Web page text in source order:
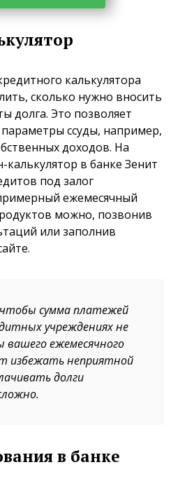
калькулятора
сколько нужно вносить
долга. Это позволяет
ссуды, например,
доходов. На
в банке Зенит
под залог
ежемесячный
можно, позвонив
или заполнив
сумма платежей
учреждениях не
ежемесячного
избежать неприятной
долги
в банке